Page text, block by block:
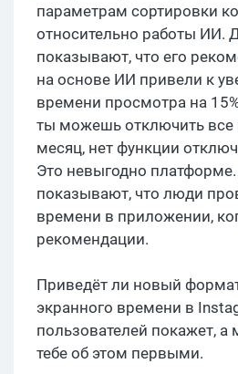
параметрам сортировки
относительно работы ИИ.
показывают, что его
на основе ИИ привели к
времени просмотра на
ты можешь отключить все
месяц, нет функции
Это невыгодно
показывают, что люди
времени в приложении,
рекомендации.
Приведёт ли новый
экранного времени в
пользователей покажет,
тебе об этом первыми.